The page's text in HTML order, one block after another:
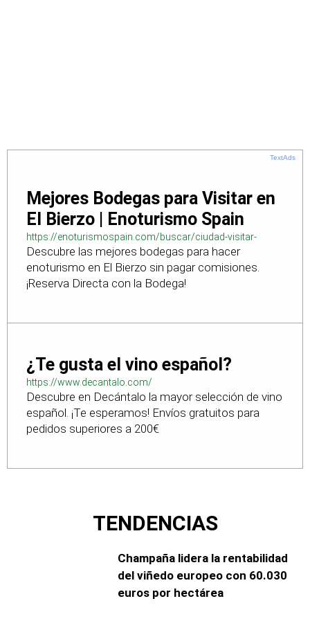
TextAds
Mejores Bodegas para Visitar en
El Bierzo | Enoturismo Spain
https://enoturismospain.com/buscar/ciudad-visitar-
bodegas-en-leon
Descubre las mejores bodegas para hacer
enoturismo en El Bierzo sin pagar comisiones.
¡Reserva Directa con la Bodega!
¿Te gusta el vino español?
https://www.decantalo.com/
Descubre en Decántalo la mayor selección de vino
español. ¡Te esperamos! Envíos gratuitos para
pedidos superiores a 200€
TENDENCIAS
Champaña lidera la rentabilidad
del viñedo europeo con 60.030
euros por hectárea